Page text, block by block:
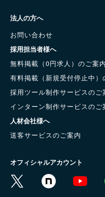
法人の方へ
お問い合わせ
採用担当者様へ
無料掲載（0円求人）のご案内
有料掲載（新規受付停止中）
採用ツール制作サービスのご
インターン制作サービスのご
人材会社様へ
送客サービスのご案内
オフィシャルアカウント